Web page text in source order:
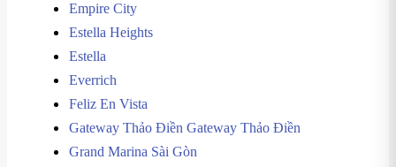
Empire City
Estella Heights
Estella
Everrich
Feliz En Vista
Gateway Thảo Điền Gateway Thảo Điền
Grand Marina Sài Gòn